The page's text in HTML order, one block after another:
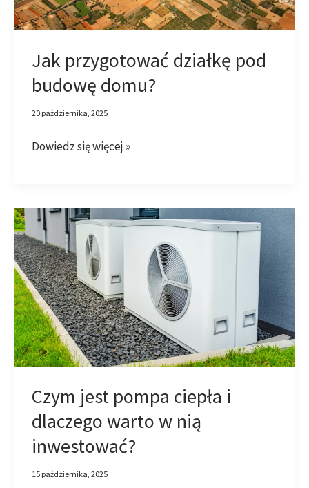
Jak przygotować działkę pod
budowę domu?
20 października, 2025
Dowiedz się więcej »
Czym jest pompa ciepła i
dlaczego warto w nią
inwestować?
15 października, 2025
Czym
jest
pompa
ciepła
i
dlaczego
warto
w
nią
inwestować?